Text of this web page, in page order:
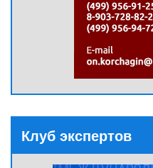
Клуб экспертов